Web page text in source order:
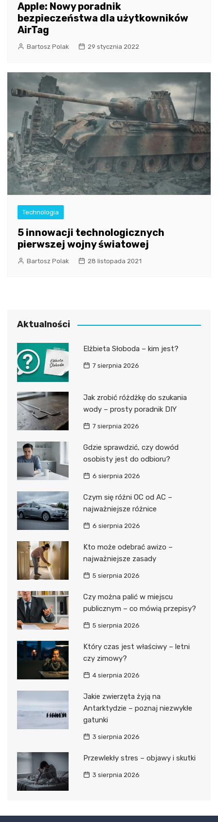
Apple: Nowy poradnik
bezpieczeństwa dla użytkowników
AirTag
Bartosz Polak 29 stycznia 2022
Technologia
5 innowacji technologicznych
pierwszej wojny światowej
Bartosz Polak 28 listopada 2021
Aktualności
Elżbieta Słoboda – kim jest?
7 sierpnia 2026
Jak zrobić różdżkę do szukania
wody – prosty poradnik DIY
7 sierpnia 2026
Gdzie sprawdzić, czy dowód
osobisty jest do odbioru?
6 sierpnia 2026
Czym się różni OC od AC –
najważniejsze różnice
6 sierpnia 2026
Kto może odebrać awizo –
najważniejsze zasady
5 sierpnia 2026
Czy można palić w miejscu
publicznym – co mówią przepisy?
5 sierpnia 2026
Który czas jest właściwy – letni
czy zimowy?
4 sierpnia 2026
Jakie zwierzęta żyją na
Antarktydzie – poznaj niezwykłe
gatunki
3 sierpnia 2026
Przewlekły stres – objawy i skutki
3 sierpnia 2026